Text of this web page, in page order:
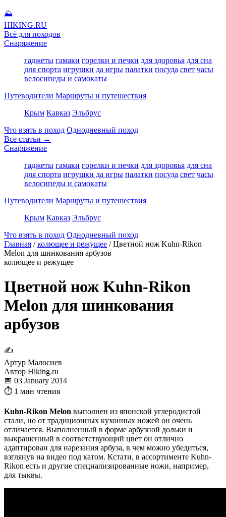
⛰
HIKING.RU
Всё для походов
Снаряжение
гаджеты гамаки горелки и печки для здоровья для сна
для спорта игрушки да игры палатки посуда свет часы
велосипеды и самокаты
Путеводители Маршруты и путешествия
Крым Кавказ Эльбрус
Что взять в поход Однодневный поход
Все статьи →
Снаряжение
гаджеты гамаки горелки и печки для здоровья для сна
для спорта игрушки да игры палатки посуда свет часы
велосипеды и самокаты
Путеводители Маршруты и путешествия
Крым Кавказ Эльбрус
Что взять в поход Однодневный поход
Главная / колющее и режущее / Цветной нож Kuhn-Rikon
Melon для шинкования арбузов
колющее и режущее
Цветной нож Kuhn-Rikon
Melon для шинкования
арбузов
✍
Артур Малосиев
Автор Hiking.ru
📅 03 January 2014
⏱ 1 мин чтения
Kuhn-Rikon Melon выполнен из японской углеродистой
стали, но от традиционных кухонных ножей он очень
отличается. Выполненный в форме арбузной дольки и
выкрашенный в соответствующий цвет он отлично
адаптирован для нарезания арбуза, в чем можно убедиться,
взглянув на видео под катом. Кстати, в ассортименте Kuhn-
Rikon есть и другие специализированные ножи, например,
для тыквы.